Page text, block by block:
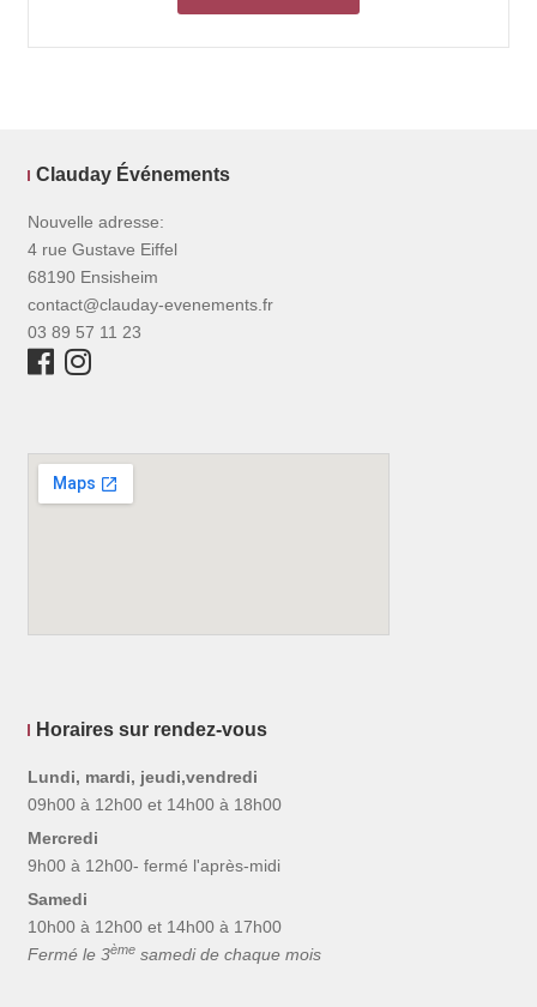
Clauday Événements
Nouvelle adresse:
4 rue Gustave Eiffel
68190 Ensisheim
contact@clauday-evenements.fr
03 89 57 11 23
Horaires sur rendez-vous
Lundi, mardi, jeudi,vendredi
09h00 à 12h00 et 14h00 à 18h00
Mercredi
9h00 à 12h00- fermé l'après-midi
Samedi
10h00 à 12h00 et 14h00 à 17h00
Fermé le 3èmesamedi de chaque mois